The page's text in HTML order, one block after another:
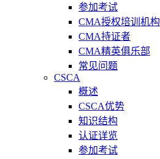
参加考试
CMA授权培训机构
CMA持证者
CMA精英俱乐部
常见问题
CSCA
概述
CSCA优势
知识结构
认证详览
参加考试